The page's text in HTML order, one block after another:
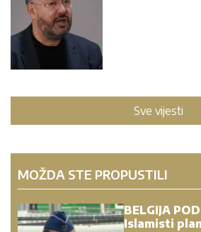
Sve vijesti
MOŽDA STE PROPUSTILI
BELGIJA
Islamisti